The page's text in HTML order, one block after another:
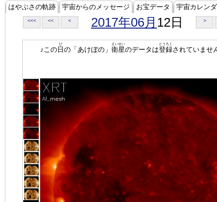
はやぶさの軌跡 宇宙からのメッセージ お宝データ 宇宙カレン
<<< << < 2017年06月 12日 >
♪この日
ひ
の「あけぼの」 衛星
えいせい
のデータは登録
とうろく
されていませ